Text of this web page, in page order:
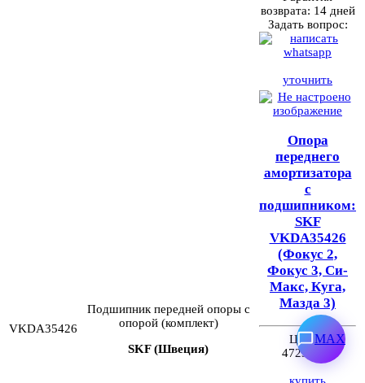
возврата: 14 дней
Задать вопрос:
уточнить
VKDA35426
Подшипник передней опоры с
опорой (комплект)
SKF (Швеция)
Опора
переднего
амортизатора
с
подшипником:
SKF
VKDA35426
(Фокус 2,
Фокус 3, Си-
Макс, Куга,
Мазда 3)
Цена:
4723 руб.
MAX